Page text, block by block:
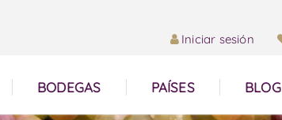
Iniciar sesión
BODEGAS PAÍSES BLOG